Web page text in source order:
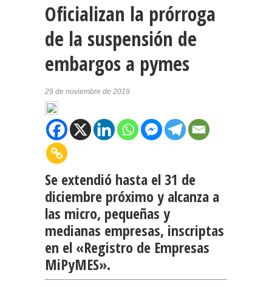
Oficializan la prórroga
de la suspensión de
embargos a pymes
29 de noviembre de 2019
Se extendió hasta el 31 de
diciembre próximo y alcanza a
las micro, pequeñas y
medianas empresas, inscriptas
en el «Registro de Empresas
MiPyMES».